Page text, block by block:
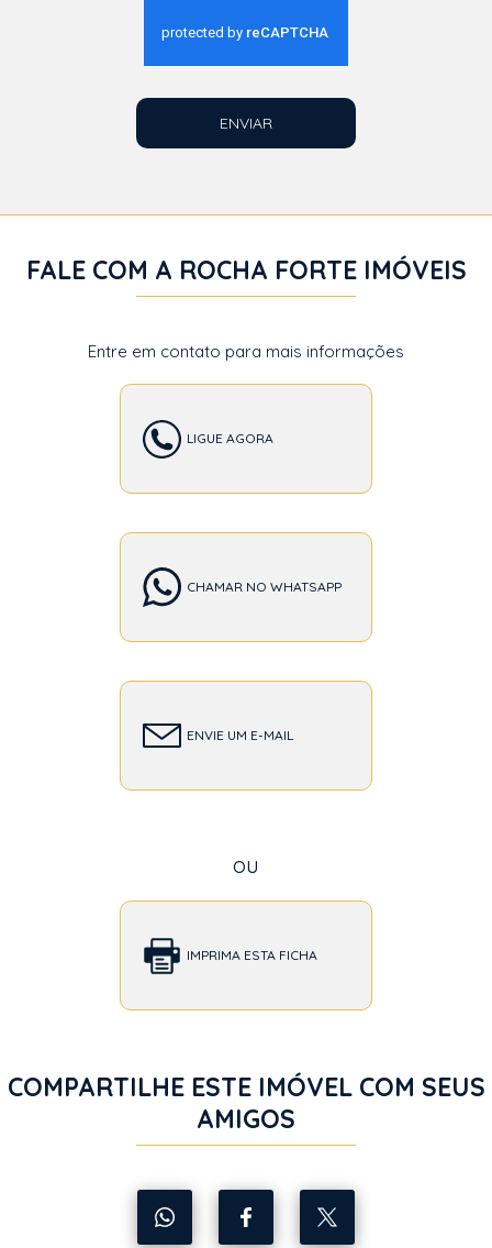
ENVIAR
FALE COM A ROCHA FORTE IMÓVEIS
Entre em contato para mais informações
LIGUE AGORA
CHAMAR NO WHATSAPP
ENVIE UM E-MAIL
ou
IMPRIMA ESTA FICHA
COMPARTILHE ESTE IMÓVEL COM SEUS
AMIGOS